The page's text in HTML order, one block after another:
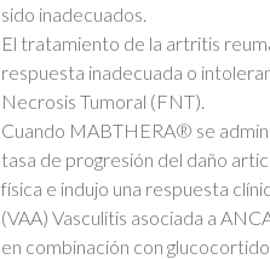
sido inadecuados.
El tratamiento de la artritis
respuesta inadecuada o
Necrosis Tumoral (FNT).
Cuando MABTHERA® se
tasa de progresión del daño
física e indujo una respuesta
(VAA) Vasculitis asociada a
en combinación con